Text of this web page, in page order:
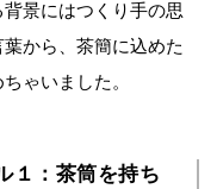
景にはつくり手の思
から、茶簡に込めた
ゃいました。
１：茶筒を持ち